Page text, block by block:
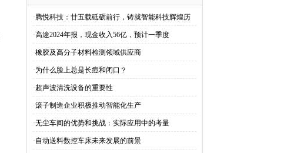
·腾悦科技：廿五载砥砺前行，铸就智能科技辉煌历
·高途2024年报，现金收入56亿，预计一季度
·橡胶及高分子材料检测领域供应商
·为什么脸上总是长痘和闭口？
·​超声波清洗设备的重要性
·滚子制造企业积极推动智能化生产
·无尘车间的优势和挑战：实际应用中的考量
·自动送料数控车床未来发展的前景